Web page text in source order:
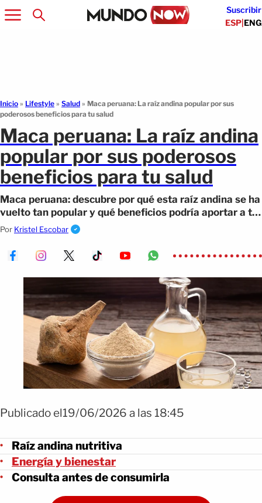
Suscribir
ESP|ENG
Inicio » Lifestyle » Salud » Maca peruana: La raíz andina popular por sus
poderosos beneficios para tu salud
Maca peruana: La raíz andina
popular por sus poderosos
beneficios para tu salud
Maca peruana: descubre por qué esta raíz andina se ha
vuelto tan popular y qué beneficios podría aportar a tu
salud diaria.
Por Kristel Escobar
Publicado el19/06/2026 a las 18:45
Raíz andina nutritiva
Energía y bienestar
Consulta antes de consumirla